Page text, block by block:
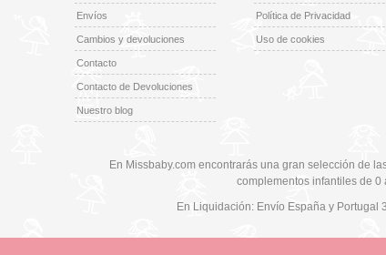
Envíos
Cambios y devoluciones
Contacto
Contacto de Devoluciones
Nuestro blog
Política de Privacidad
Uso de cookies
En Missbaby.com encontrarás una gran selección de
complementos infantiles de 0
En Liquidación: Envío España y Portugal